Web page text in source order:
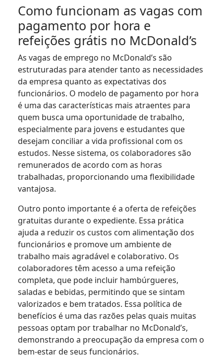
Como funcionam as vagas com
pagamento por hora e
refeições grátis no McDonald’s
As vagas de emprego no McDonald’s são
estruturadas para atender tanto as necessidades
da empresa quanto as expectativas dos
funcionários. O modelo de pagamento por hora
é uma das características mais atraentes para
quem busca uma oportunidade de trabalho,
especialmente para jovens e estudantes que
desejam conciliar a vida profissional com os
estudos. Nesse sistema, os colaboradores são
remunerados de acordo com as horas
trabalhadas, proporcionando uma flexibilidade
vantajosa.
Outro ponto importante é a oferta de refeições
gratuitas durante o expediente. Essa prática
ajuda a reduzir os custos com alimentação dos
funcionários e promove um ambiente de
trabalho mais agradável e colaborativo. Os
colaboradores têm acesso a uma refeição
completa, que pode incluir hambúrgueres,
saladas e bebidas, permitindo que se sintam
valorizados e bem tratados. Essa política de
benefícios é uma das razões pelas quais muitas
pessoas optam por trabalhar no McDonald’s,
demonstrando a preocupação da empresa com o
bem-estar de seus funcionários.